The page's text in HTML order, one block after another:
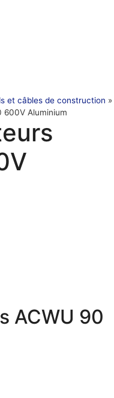
et câbles de construction »
600V Aluminium
ACWU 90